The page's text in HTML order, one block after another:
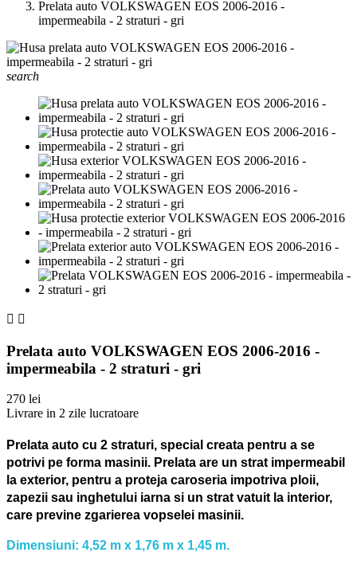
Prelata auto VOLKSWAGEN EOS 2006-2016 -
impermeabila - 2 straturi - gri
search
 
Prelata auto VOLKSWAGEN EOS 2006-2016 -
impermeabila - 2 straturi - gri
270 lei
Livrare in 2 zile lucratoare
Prelata auto cu 2 straturi, special creata pentru a se
potrivi pe forma masinii. Prelata are un strat impermeabil
la exterior, pentru a proteja caroseria impotriva ploii,
zapezii sau inghetului iarna si un strat vatuit la interior,
care previne zgarierea vopselei masinii.
Dimensiuni: 4,52 m x 1,76 m x 1,45 m.